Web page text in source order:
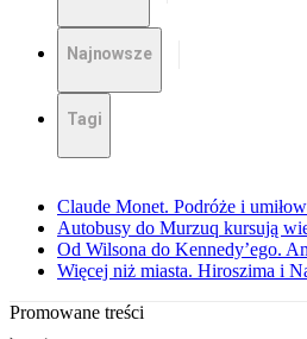
Najnowsze
Tagi
Claude Monet. Podróże i
Autobusy do Murzuq kursują
Od Wilsona do Kennedy’ego.
Więcej niż miasta. Hiroszima i
Promowane treści